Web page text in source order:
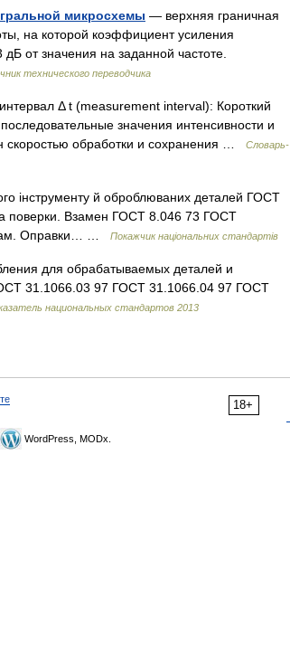
микросхемы — верхняя граничная
на которой коэффициент усиления
от значения на заданной частоте.
технического переводчика
Δ t (measurement interval): Короткий
значения интенсивности и
скоростью обработки и сохранения …
Словарь-
інструменту й оброблюваних деталей ГОСТ
поверки. Взамен ГОСТ 8.046 73 ГОСТ
Оправки… …
Покажчик національних стандартів
для обрабатываемых деталей и
31.1066.03 97 ГОСТ 31.1066.04 97 ГОСТ
национальных стандартов 2013
18+
WordPress, MODx.